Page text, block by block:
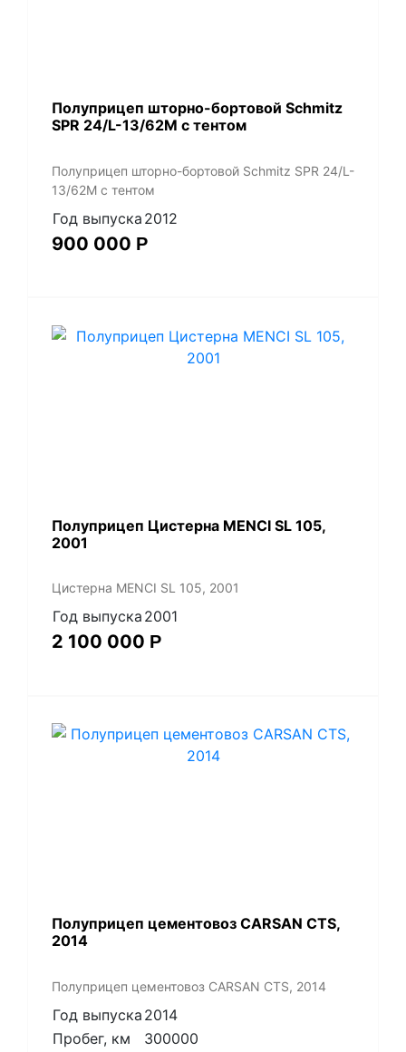
Полуприцеп шторно-бортовой Schmitz
SPR 24/L-13/62M с тентом
Полуприцеп шторно-бортовой Schmitz SPR 24/L-
13/62M с тентом
Год выпуска 2012
900 000 Р
Полуприцеп Цистерна MENCI SL 105,
2001
Цистерна MENCI SL 105, 2001
Год выпуска 2001
2 100 000 Р
Полуприцеп цементовоз СARSАN CТS,
2014
Полуприцеп цементовоз СARSАN CТS, 2014
Год выпуска 2014
Пробег, км
300000